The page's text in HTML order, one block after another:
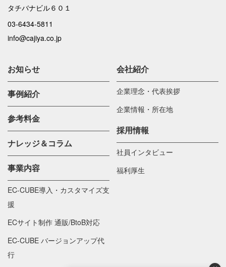
お知らせ
事例紹介
参考料金
ナレッジ＆コラム
事業内容
EC-CUBE導入・カスタマイズ支
援
ECサイト制作 通販/BtoB対応
EC-CUBE バージョンアップ代
行
会社紹介
企業理念・代表挨拶
企業情報・所在地
採用情報
社員インタビュー
福利厚生
タチバナビル６０１
03-6434-5811
info@cajiya.co.jp